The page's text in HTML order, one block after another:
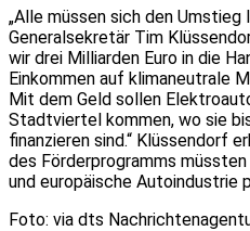
„Alle müssen sich den Umstieg
Generalsekretär Tim
wir drei Milliarden Euro in die
Einkommen auf klimaneutrale
Mit dem Geld sollen
Stadtviertel kommen, wo sie
finanzieren sind.“ Klüssendorf
des Förderprogramms
und europäische Autoindustrie
Foto: via dts